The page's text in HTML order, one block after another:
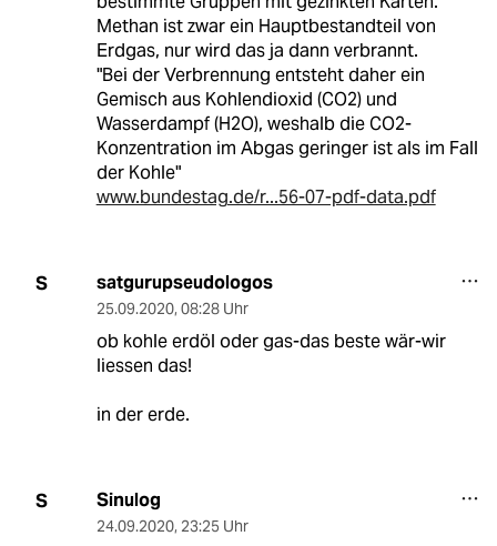
Methan ist zwar ein Hauptbestandteil von
Erdgas, nur wird das ja dann verbrannt.
"Bei der Verbrennung entsteht daher ein
Gemisch aus Kohlendioxid (CO2) und
Wasserdampf (H2O), weshalb die CO2-
Konzentration im Abgas geringer ist als im Fall
der Kohle"
www.bundestag.de/r...56-07-pdf-data.pdf
S satgurupseudologos
25.09.2020, 08:28 Uhr
ob kohle erdöl oder gas-das beste wär-wir
liessen das!
in der erde.
S Sinulog
24.09.2020, 23:25 Uhr